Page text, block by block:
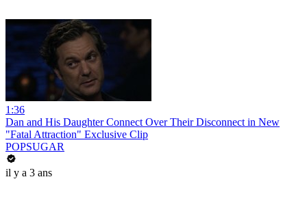
1:36
Dan and His Daughter Connect Over Their Disconnect in New
"Fatal Attraction" Exclusive Clip
POPSUGAR
il y a 3 ans